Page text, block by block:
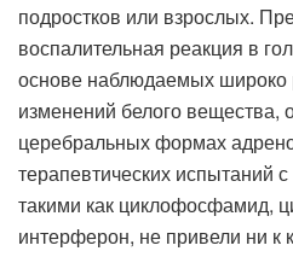
подростков или взрослых.
воспалительная реакция в
основе наблюдаемых широко
изменений белого вещества,
церебральных формах
терапевтических испытаний
такими как циклофосфамид,
интерферон, не привели ни к